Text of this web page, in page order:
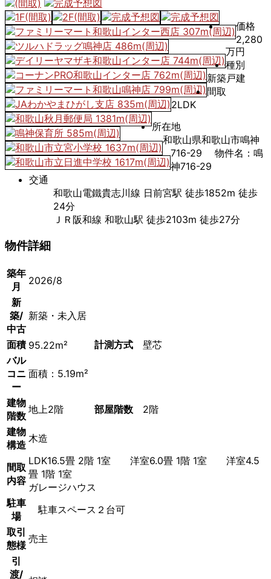
価格
2,280
万円
種別
新築戸建
間取
2LDK
所在地
和歌山県和歌山市鳴神
716-29 物件名：鳴
神716-29
交通
和歌山電鐵貴志川線 日前宮駅 徒歩1852m 徒歩
24分
ＪＲ阪和線 和歌山駅 徒歩2103m 徒歩27分
物件詳細
築年
月
2026/8
新
築/
中古
新築・未入居
面積 95.22m² 計測方式
壁芯
バル
コニ
ー
面積：5.19m²
建物
階数
地上2階 部屋階数
2階
建物
構造
木造
間取
内容
LDK16.5畳 2階 1室 洋室6.0畳 1階 1室 洋室4.5
畳 1階 1室
ガレージハウス
駐車
場
駐車スペース２台可
取引
態様
売主
引
渡/